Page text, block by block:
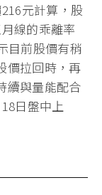
元計算，股
線的乖離率
目前股價有稍
價拉回時，再
續與量能配合
日盤中上